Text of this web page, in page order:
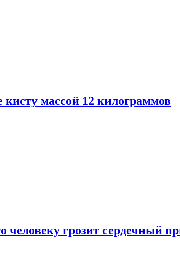
массой 12 килограммов
грозит сердечный